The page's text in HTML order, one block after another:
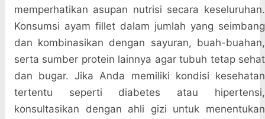
memperhatikan asupan nutrisi secara keseluruhan.
Konsumsi ayam fillet dalam jumlah yang seimbang
dan kombinasikan dengan sayuran, buah-buahan,
serta sumber protein lainnya agar tubuh tetap sehat
dan bugar. Jika Anda memiliki kondisi kesehatan
tertentu seperti diabetes atau hipertensi,
konsultasikan dengan ahli gizi untuk menentukan